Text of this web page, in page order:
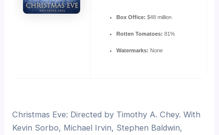
Box Office: $48 million
Rotten Tomatoes: 81%
Watermarks: None
Christmas Eve: Directed by Timothy A. Chey. With
Kevin Sorbo, Michael Irvin, Stephen Baldwin,